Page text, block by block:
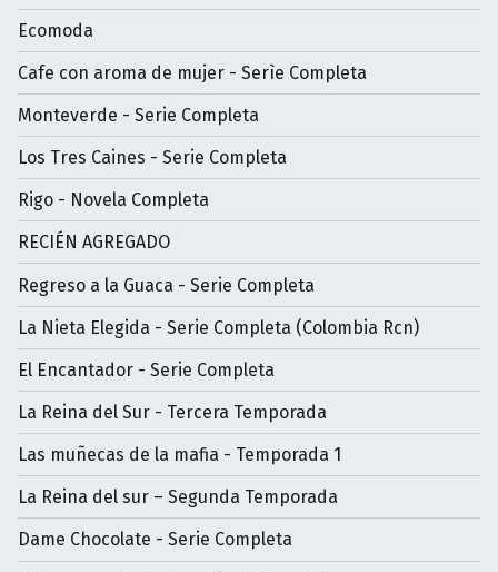
Ecomoda
Cafe con aroma de mujer - Serìe Completa
Monteverde - Serie Completa
Los Tres Caines - Serie Completa
Rigo - Novela Completa
RECIÉN AGREGADO
Regreso a la Guaca - Serie Completa
La Nieta Elegida - Serie Completa (Colombia Rcn)
El Encantador - Serie Completa
La Reina del Sur - Tercera Temporada
Las muñecas de la mafia - Temporada 1
La Reina del sur – Segunda Temporada
Dame Chocolate - Serie Completa